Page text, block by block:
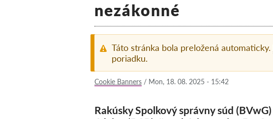
nezákonné
Táto stránka bola preložená automaticky.
poriadku.
Cookie Banners / Mon, 18. 08. 2025 - 15:42
Rakúsky Spolkový správny súd